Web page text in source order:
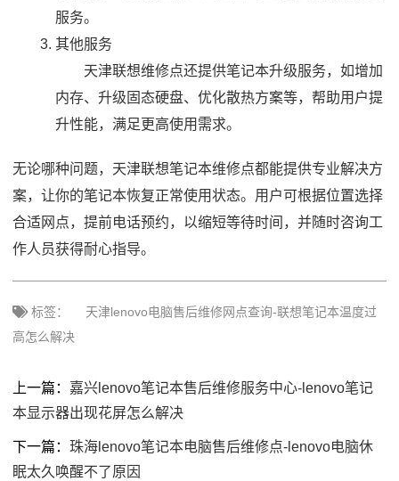
服务。
其他服务
天津联想维修点还提供笔记本升级服务，如增加
内存、升级固态硬盘、优化散热方案等，帮助用户提
升性能，满足更高使用需求。
无论哪种问题，天津联想笔记本维修点都能提供专业解决方
案，让你的笔记本恢复正常使用状态。用户可根据位置选择
合适网点，提前电话预约，以缩短等待时间，并随时咨询工
作人员获得耐心指导。
标签：
天津lenovo电脑售后维修网点查询-联想笔记本温度过
高怎么解决
上一篇： 嘉兴lenovo笔记本售后维修服务中心-lenovo笔记
本显示器出现花屏怎么解决
下一篇： 珠海lenovo笔记本电脑售后维修点-lenovo电脑休
眠太久唤醒不了原因